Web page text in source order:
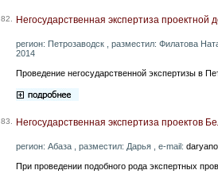
82. Негосударственная экспертиза проектной
регион: Петрозаводск , разместил: Филатова
2014
Проведение негосударственной экспертизы в
83. Негосударственная экспертиза проектов
регион: Абаза , разместил: Дарья , e-mail:
При проведении подобного рода экспертных